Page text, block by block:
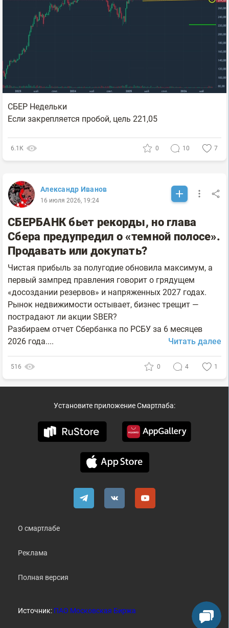
СБЕР Недельки
Если закрепляется пробой, цель 221,05
6.1К 0 10 7
Александр Иванов
16 июля 2026, 19:24
СБЕРБАНК бьет рекорды, но глава
Сбера предупредил о «темной полосе».
Продавать или докупать?
Чистая прибыль за полугодие обновила максимум, а
первый зампред правления говорит о грядущем
«досоздании резервов» и напряженных 2027 годах.
Рынок недвижимости остывает, бизнес трещит —
пострадают ли акции SBER?
Разбираем отчет Сбербанка по РСБУ за 6 месяцев
2026 года....
Читать далее
516 0 4 1
Установите приложение Смартлаба:
О смартлабе
Реклама
Полная версия
Источник: ПАО Московская Биржа